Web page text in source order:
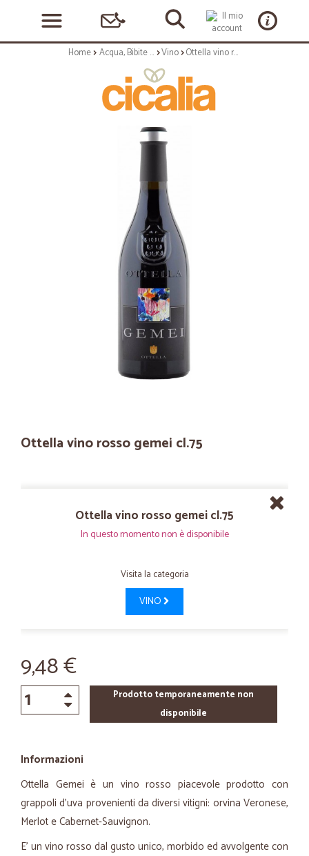
Home Acqua, Bibite e Alcolici Vino Ottella vino rosso gemei cl.75
Ottella vino rosso gemei cl.75
Ottella vino rosso gemei cl.75
In questo momento non è disponibile
Visita la categoria
VINO
9,48 €
Prodotto temporaneamente non
disponibile
Informazioni
Ottella Gemei è un vino rosso piacevole prodotto con
grappoli d'uva provenienti da diversi vitigni: orvina Veronese,
Merlot e Cabernet-Sauvignon.
E' un vino rosso dal gusto unico, morbido ed avvolgente con